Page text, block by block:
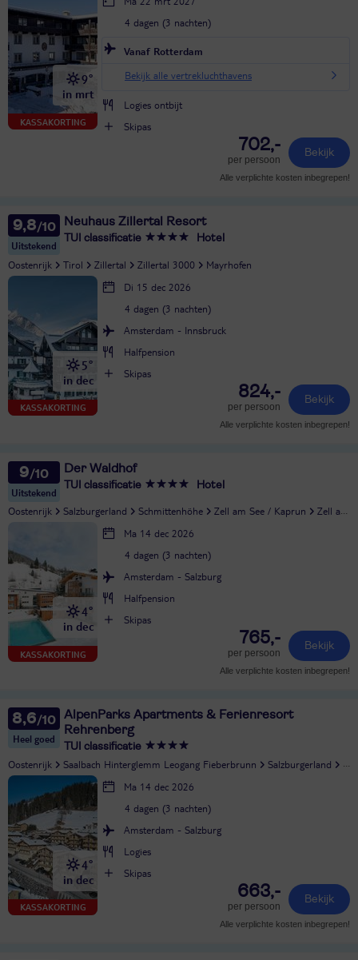
KASSAKORTING
9°
in mrt
4 dagen (3 nachten)
Vanaf Rotterdam
Bekijk alle vertrekluchthavens
Logies ontbijt
Skipas
702,-
per persoon
Bekijk
Alle verplichte kosten inbegrepen!
9,8
Uitstekend
Neuhaus Zillertal Resort
TUI classificatie Hotel
Oostenrijk Tirol Zillertal Zillertal 3000 Mayrhofen
KASSAKORTING
5°
in dec
Di 15 dec 2026
4 dagen (3 nachten)
Amsterdam - Innsbruck
Halfpension
Skipas
824,-
per persoon
Bekijk
Alle verplichte kosten inbegrepen!
9
Uitstekend
Der Waldhof
TUI classificatie Hotel
Oostenrijk Salzburgerland Schmittenhöhe Zell am See / Kaprun Zell am See
KASSAKORTING
4°
in dec
Ma 14 dec 2026
4 dagen (3 nachten)
Amsterdam - Salzburg
Halfpension
Skipas
765,-
per persoon
Bekijk
Alle verplichte kosten inbegrepen!
8,6
Heel goed
AlpenParks Apartments & Ferienresort
Rehrenberg
TUI classificatie
Oostenrijk Saalbach Hinterglemm Leogang Fieberbrunn Salzburgerland
KASSAKORTING
4°
in dec
Ma 14 dec 2026
4 dagen (3 nachten)
Amsterdam - Salzburg
Logies
Skipas
663,-
per persoon
Bekijk
Alle verplichte kosten inbegrepen!